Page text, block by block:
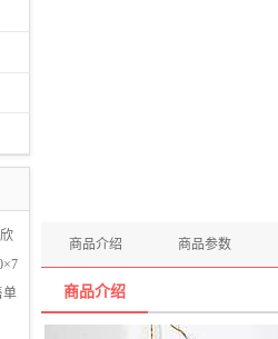
商品介绍 商品参数
商品介绍